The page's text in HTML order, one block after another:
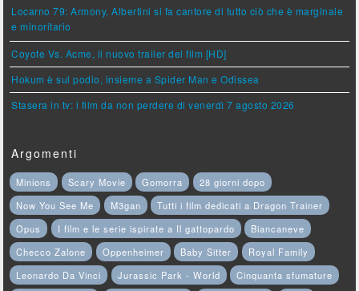
Locarno 79: Armony, Albertini si fa cantore di tutto ciò che è marginale
e minoritario
Coyote Vs. Acme, il nuovo trailer del film [HD]
Hokum è sul podio, insieme a Spider Man e Odissea
Stasera in tv: i film da non perdere di venerdì 7 agosto 2026
Argomenti
Minions Scary Movie Gomorra
28 giorni dopo
Now You See Me
M3gan
Tutti i film dedicati a Dragon Trainer
Opus
I film e le serie ispirate a Il gattopardo
Biancaneve
Checco Zalone
Oppenheimer Baby Sitter
Royal Family
Leonardo Da Vinci
Jurassic Park - World
Cinquanta sfumature